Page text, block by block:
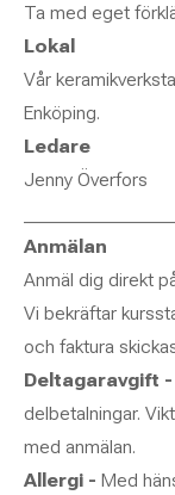
Ta med eget
Lokal
Vår
Enköping.
Ledare
Jenny Överfors
Anmälan
Anmäl dig direkt
Vi bekräftar
och faktura
Deltagaravgift -
delbetalningar.
med anmälan.
Allergi - Med